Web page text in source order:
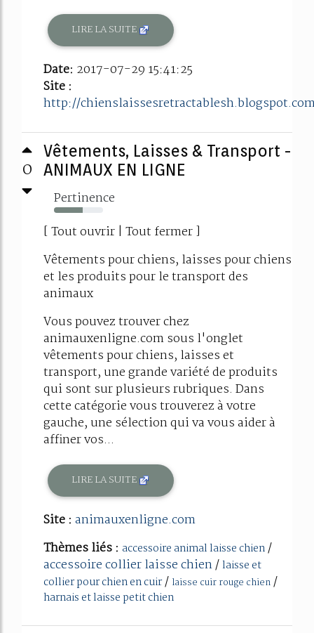
LIRE LA SUITE
Date: 2017-07-29 15:41:25
Site :
http://
0
Vêtements, Laisses & Transport -
ANIMAUX EN LIGNE
Pertinence
59%
[ Tout ouvrir | Tout fermer ]
Vêtements pour chiens, laisses pour chiens
et les produits pour le transport des
animaux
Vous pouvez trouver chez
animauxenligne.com sous l'onglet
vêtements pour chiens, laisses et
transport, une grande variété de produits
qui sont sur plusieurs rubriques. Dans
cette catégorie vous trouverez à votre
gauche, une sélection qui va vous aider à
affiner vos...
LIRE LA SUITE
Site : animauxenligne.com
Thèmes liés : accessoire animal laisse chien/
accessoire collier laisse chien/laisse et
collier pour chien en cuir/ laisse cuir rouge chien/
harnais et laisse petit chien